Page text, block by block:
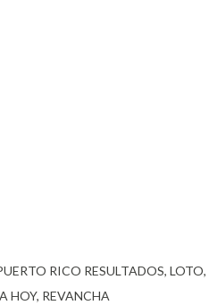
RICO RESULTADOS LOTO
HOY REVANCHA